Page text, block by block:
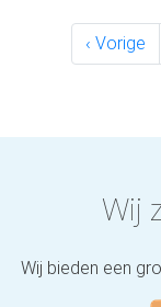
‹ Vorige
Wij
Wij bieden een